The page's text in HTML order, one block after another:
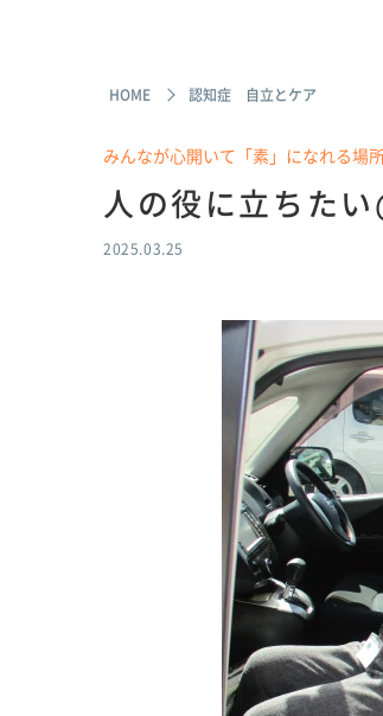
HOME 認知症 自立とケア
みんなが心開いて「素」になれる場
人の役に立ちた
2025.03.25